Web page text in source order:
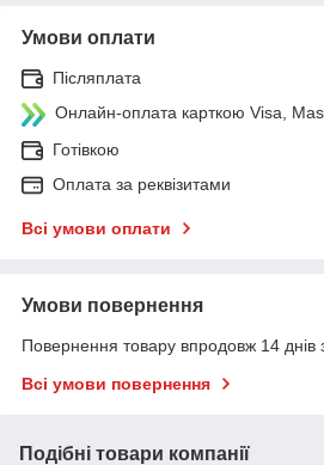
Умови оплати
Післяплата
Онлайн-оплата карткою Visa,
Готівкою
Оплата за реквізитами
Всі умови оплати
Умови повернення
Повернення товару впродовж 14 днів
Всі умови повернення
Подібні товари компанії